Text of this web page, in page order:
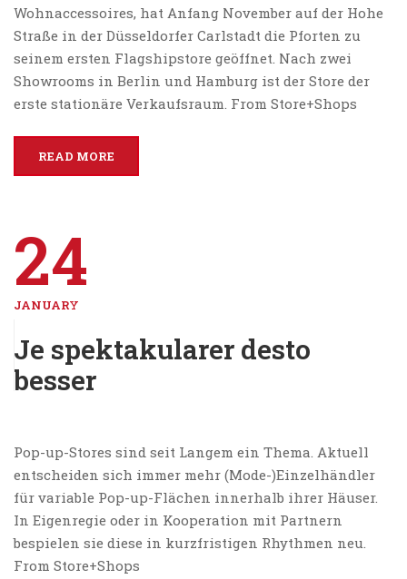
Wohnaccessoires, hat Anfang November auf der Hohe
Straße in der Düsseldorfer Carlstadt die Pforten zu
seinem ersten Flagshipstore geöffnet. Nach zwei
Showrooms in Berlin und Hamburg ist der Store der
erste stationäre Verkaufsraum. From Store+Shops
READ MORE
24
JANUARY
Je spektakularer desto
besser
Pop-up-Stores sind seit Langem ein Thema. Aktuell
entscheiden sich immer mehr (Mode-)Einzelhändler
für variable Pop-up-Flächen innerhalb ihrer Häuser.
In Eigenregie oder in Kooperation mit Partnern
bespielen sie diese in kurzfristigen Rhythmen neu.
From Store+Shops